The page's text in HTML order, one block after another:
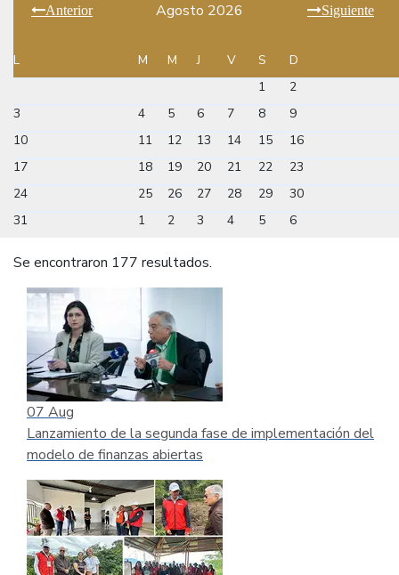
Anterior Agosto 2026 Siguiente
L M M J V S
D
1
2
3
4 5 6 7 8
9
10
11 12 13 14 15
16
17
18 19 20 21 22
23
24
25 26 27 28 29
30
31
1 2 3 4 5 6
Se encontraron 177 resultados.
07 Aug
Lanzamiento de la segunda fase de implementación del
modelo de finanzas abiertas